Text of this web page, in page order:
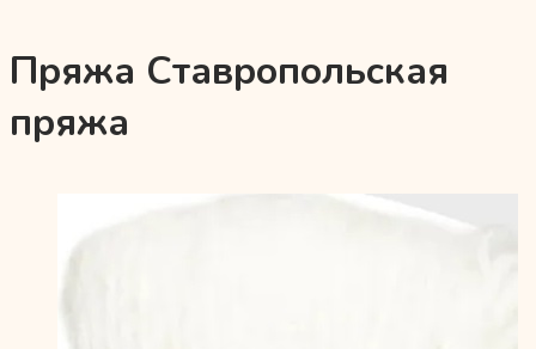
Пряжа Ставропольская
пряжа